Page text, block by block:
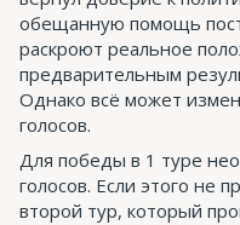
обещанную помощь
раскроют реальное
предварительным
Однако всё может
голосов.
Для победы в 1 туре
голосов. Если этого не
второй тур, который